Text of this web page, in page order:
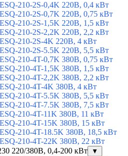
210-2S-0,4K 220В, 0,4 кВт
210-2S-0,7K 220В, 0,75 кВт
210-2S-1,5K 220В, 1,5 кВт
210-2S-2,2K 220В, 2,2 кВт
210-2S-4K 220В, 4 кВт
210-2S-5.5K 220В, 5,5 кВт
210-4T-0,7K 380В, 0,75 кВт
210-4T-1,5K 380В, 1,5 кВт
210-4T-2,2K 380В, 2,2 кВт
210-4T-4K 380В, 4 кВт
210-4T-5.5K 380В, 5,5 кВт
210-4T-7.5K 380В, 7,5 кВт
210-4T-11K 380В, 11 кВт
210-4T-15K 380В, 15 кВт
210-4T-18.5K 380В, 18,5 кВт
210-4T-22K 380В, 22 кВт
220/380В, 0,4-200 кВт
▼